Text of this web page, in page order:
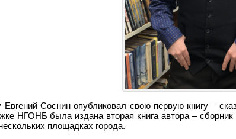
Евгений Соснин опубликовал свою первую книгу –
НГОНБ была издана вторая книга автора –
площадках города.